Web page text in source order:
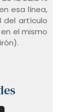
esa línea,
del artículo
el mismo